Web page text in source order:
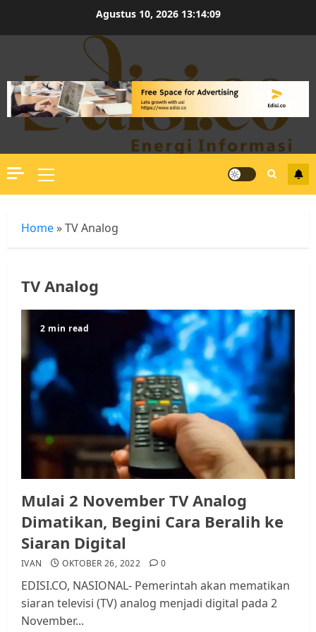
Agustus 10, 2026 13:14:09
Primary
Menu
Home »TV Analog
TV Analog
2 min read
Mulai 2 November TV Analog
Dimatikan, Begini Cara Beralih ke
Siaran Digital
IVAN OKTOBER 26, 2022 0
EDISI.CO, NASIONAL- Pemerintah akan mematikan
siaran televisi (TV) analog menjadi digital pada 2
November...